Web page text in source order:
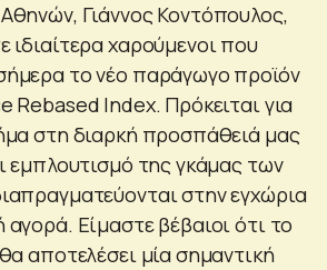
Γιάννος Κοντόπουλος,
ιδιαίτερα χαρούμενοι που
το νέο παράγωγο προϊόν
Rebased Index. Πρόκειται για
στη διαρκή προσπάθειά μας
εμπλουτισμό της γκάμας των
στην εγχώρια
Είμαστε βέβαιοι ότι το
αποτελέσει μία σημαντική